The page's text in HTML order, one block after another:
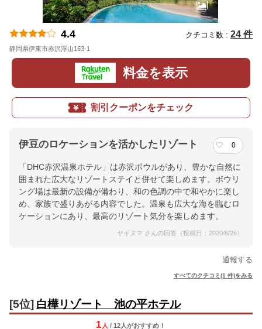
4.4 クチコミ数 : 24 件
静岡県伊東市赤沢浮山163-1
料金を表示
割引クーポンをチェック
伊豆のロケーションを活かしたリゾート 0
「DHC赤沢温泉ホテル」は赤沢ボウルがあり、豊かな自然に
囲まれた広大なリゾートステイと併せて楽しめます。ボウリ
ング場は最新の設備が備わり、和の色調の中で和やかに楽し
め、家族で盛りあがる内容でした。温泉も広大な海を臨むロ
ケーションにあり、最高のリゾート気分を楽しめます。
ヤギヌマ さんの回答（投稿日：2020/6/26）
通報する
すべてのクチコミ(1 件)をみる
[5位] 白樺リゾート 池の平ホテル
1 人 / 12人がおすすめ！